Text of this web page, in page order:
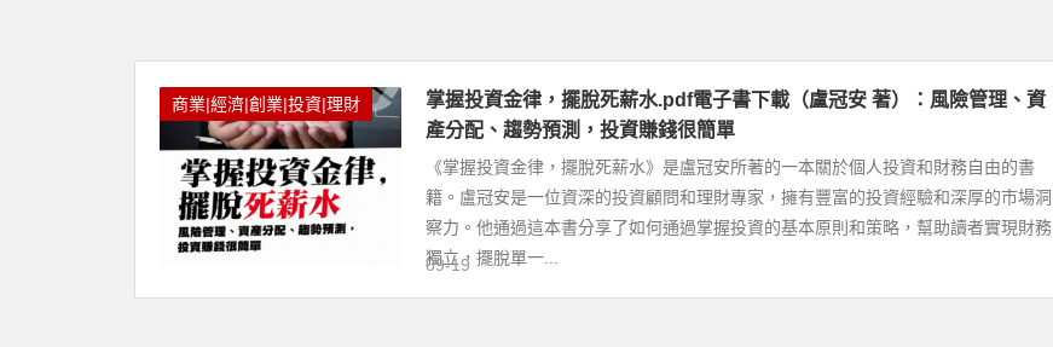
商業|經濟|創業|投資|理財
掌握投資金律，擺脫死薪水.pdf電子書下載（盧冠安 著）：風險管理、資
產分配、趨勢預測，投資賺錢很簡單
《掌握投資金律，擺脫死薪水》是盧冠安所著的一本關於個人投資和財務自由的書
籍。盧冠安是一位資深的投資顧問和理財專家，擁有豐富的投資經驗和深厚的市場洞
察力。他通過這本書分享了如何通過掌握投資的基本原則和策略，幫助讀者實現財務
獨立，擺脫單一...
09-19